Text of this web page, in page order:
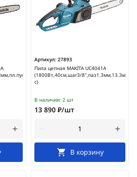
Артикул: 27893
Пила цепная MAKITA UC4041A
(1800Вт,40см,шаг3/8",паз1.3мм,13.3м/
с)
В наличии: 2 шт
13 890 ₽/шт
В корзину